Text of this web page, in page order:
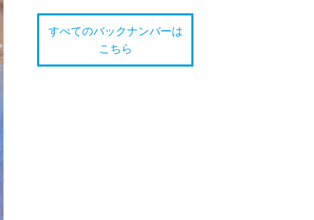
すべてのバックナンバーは
こちら